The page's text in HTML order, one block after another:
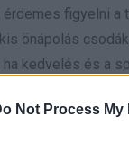
Not Process My
érdemes figyelni a
önápolás
kedvelés és a